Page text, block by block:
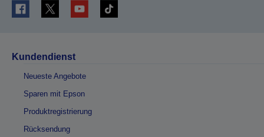
Kundendienst
Neueste Angebote
Sparen mit Epson
Produktregistrierung
Rücksendung